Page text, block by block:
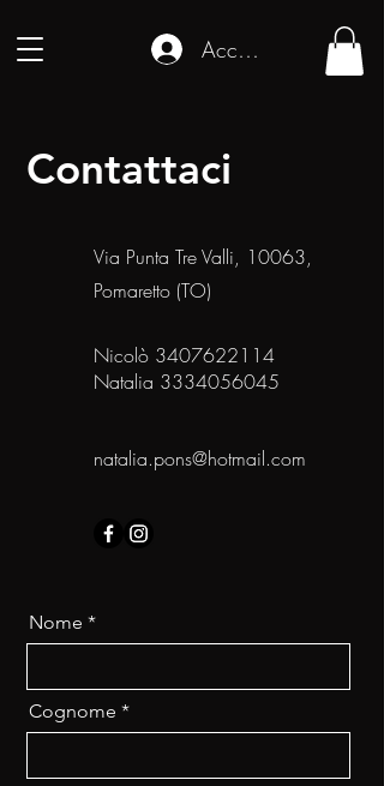
Accedi
Contattaci
Via Punta Tre Valli, 10063,
Pomaretto (TO)
Nicolò 3407622114
Natalia 3334056045
natalia.pons@hotmail.com
Nome
Cognome